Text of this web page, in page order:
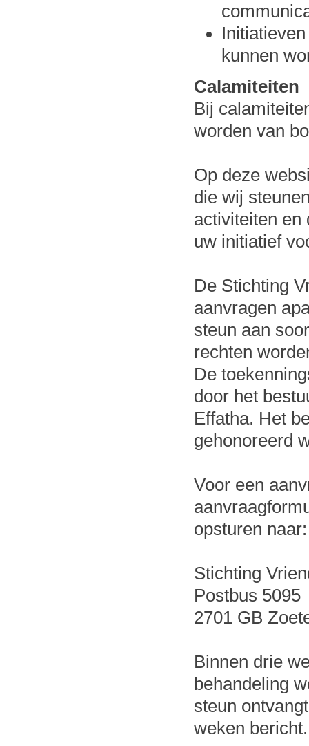
kunnen
Calamiteiten
Bij
worden van
Op deze
die wij
activiteiten en
uw initiatief
De Stichting
aanvragen
steun aan
rechten
De
door het
Effatha. Het
gehonoreerd
Voor een
opsturen naar:
Stichting
Postbus 5095
2701 GB
Binnen drie
behandeling
steun
weken bericht.